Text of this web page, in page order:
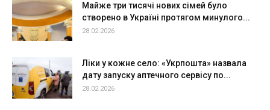
Майже три тисячі нових сімей було
створено в Україні протягом минулого...
28.02.2026
Ліки у кожне село: «Укрпошта» назвала
дату запуску аптечного сервісу по...
28.02.2026